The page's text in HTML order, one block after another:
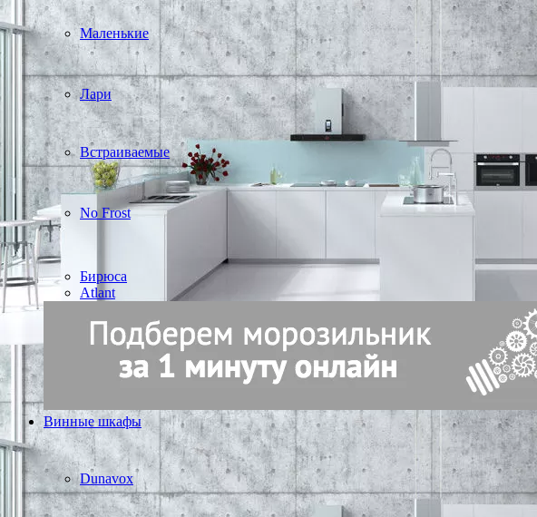
Маленькие
Лари
Встраиваемые
No Frost
Бирюса
Atlant
Винные шкафы
Dunavox